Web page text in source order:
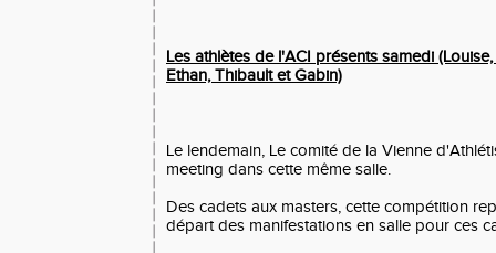
Les athlètes de l'ACI présents samedi
Ethan, Thibault et Gabin)
Le lendemain, Le comité de la Vienne
meeting dans cette même salle.
Des cadets aux masters, cette compétition
départ des manifestations en salle pour ces